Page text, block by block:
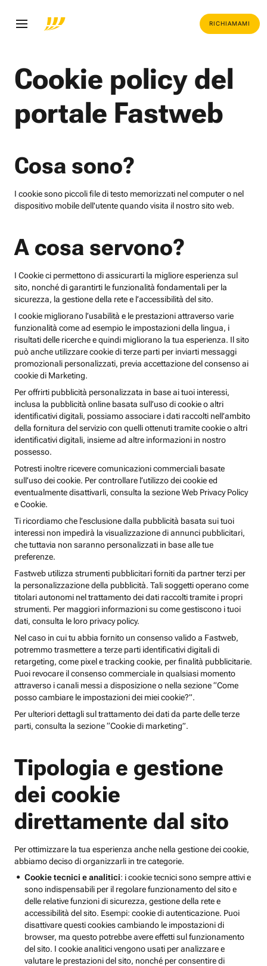
RICHIAMAMI
Cookie policy del
portale Fastweb
Cosa sono?
I cookie sono piccoli file di testo memorizzati nel computer o nel
dispositivo mobile dell'utente quando visita il nostro sito web.
A cosa servono?
I Cookie ci permettono di assicurarti la migliore esperienza sul
sito, nonché di garantirti le funzionalità fondamentali per la
sicurezza, la gestione della rete e l’accessibilità del sito.
I cookie migliorano l’usabilità e le prestazioni attraverso varie
funzionalità come ad esempio le impostazioni della lingua, i
risultati delle ricerche e quindi migliorano la tua esperienza. Il sito
può anche utilizzare cookie di terze parti per inviarti messaggi
promozionali personalizzati, previa accettazione del consenso ai
cookie di Marketing.
Per offrirti pubblicità personalizzata in base ai tuoi interessi,
inclusa la pubblicità online basata sull’uso di cookie o altri
identificativi digitali, possiamo associare i dati raccolti nell’ambito
della fornitura del servizio con quelli ottenuti tramite cookie o altri
identificativi digitali, insieme ad altre informazioni in nostro
possesso.
Potresti inoltre ricevere comunicazioni commerciali basate
sull’uso dei cookie. Per controllare l’utilizzo dei cookie ed
eventualmente disattivarli, consulta la sezione Web Privacy Policy
e Cookie.
Ti ricordiamo che l’esclusione dalla pubblicità basata sui tuoi
interessi non impedirà la visualizzazione di annunci pubblicitari,
che tuttavia non saranno personalizzati in base alle tue
preferenze.
Fastweb utilizza strumenti pubblicitari forniti da partner terzi per
la personalizzazione della pubblicità. Tali soggetti operano come
titolari autonomi nel trattamento dei dati raccolti tramite i propri
strumenti. Per maggiori informazioni su come gestiscono i tuoi
dati, consulta le loro privacy policy.
Nel caso in cui tu abbia fornito un consenso valido a Fastweb,
potremmo trasmettere a terze parti identificativi digitali di
retargeting, come pixel e tracking cookie, per finalità pubblicitarie.
Puoi revocare il consenso commerciale in qualsiasi momento
attraverso i canali messi a disposizione o nella sezione “Come
posso cambiare le impostazioni dei miei cookie?”.
Per ulteriori dettagli sul trattamento dei dati da parte delle terze
parti, consulta la sezione “Cookie di marketing”.
Tipologia e gestione
dei cookie
direttamente dal sito
Per ottimizzare la tua esperienza anche nella gestione dei cookie,
abbiamo deciso di organizzarli in tre categorie.
Cookie tecnici e analitici: i cookie tecnici sono sempre attivi e
sono indispensabili per il regolare funzionamento del sito e
delle relative funzioni di sicurezza, gestione della rete e
accessibilità del sito. Esempi: cookie di autenticazione. Puoi
disattivare questi cookies cambiando le impostazioni di
browser, ma questo potrebbe avere effetti sul funzionamento
del sito. I cookie analitici vengono usati per analizzare e
valutare le prestazioni del sito, nonché per consentire di